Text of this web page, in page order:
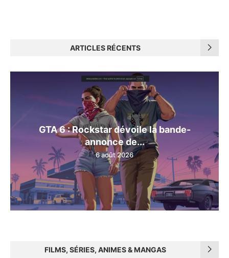
ARTICLES RÉCENTS
GTA 6 : Rockstar dévoile la bande-
annonce de...
6 août 2026
FILMS, SÉRIES, ANIMES & MANGAS